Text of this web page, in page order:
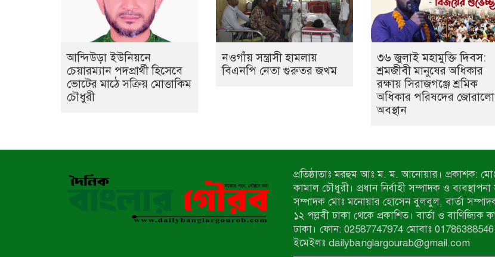
আন্দিউড়া ইউনিয়নে
চেয়ারম্যান পদপ্রার্থী হিসেবে
ভোটের মাঠে সক্রিয় মোত্তাকিম
চৌধুরী
নওগাঁয় সন্ত্রাসী হামলায়
বিএনপি নেতা গুরুতর জখম
৩৬ জুলাই মহামুক্তি দিবস:
শ্রমজীবী মানুষের অধিকার
রক্ষায় সিরাজগঞ্জে শ্রমিক
অধিকার পরিষদের জোরালো
অবস্থান
প্রতিষ্ঠাতাঃ মরহুম আঃ ম. ম. আনোয়ার। প্রকাশক:
কামাল চৌধুরী। প্রধান নির্বাহী সম্পাদক ও
সম্পাদক মোঃ মনোয়ার হোসেন বুলবুল, বার্তা
১২ পল্লবী ঢাকা থেকে প্রকাশিত। বার্তা ও
ঢাকা। ফোন: 02587747974 মোবাঃ 01786388546
ইমেইলঃ dailybanglargourab@gmail.com